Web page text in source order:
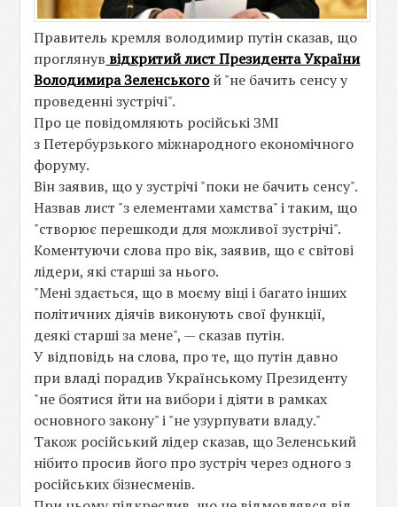
Правитель кремля володимир путін сказав, що
проглянув відкритий лист Президента України
Володимира Зеленськогой "не бачить сенсу у
проведенні зустрічі".
Про це повідомляють російські ЗМІ
з Петербурзького міжнародного економічного
форуму.
Він заявив, що у зустрічі "поки не бачить сенсу".
Назвав лист "з елементами хамства" і таким, що
"створює перешкоди для можливої зустрічі".
Коментуючи слова про вік, заявив, що є світові
лідери, які старші за нього.
"Мені здається, що в моєму віці і багато інших
політичних діячів виконують свої функції,
деякі старші за мене", — сказав путін.
У відповідь на слова, про те, що путін давно
при владі порадив Українському Президенту
"не боятися йти на вибори і діяти в рамках
основного закону" і "не узурпувати владу."
Також російський лідер сказав, що Зеленський
нібито просив його про зустріч через одного з
російських бізнесменів.